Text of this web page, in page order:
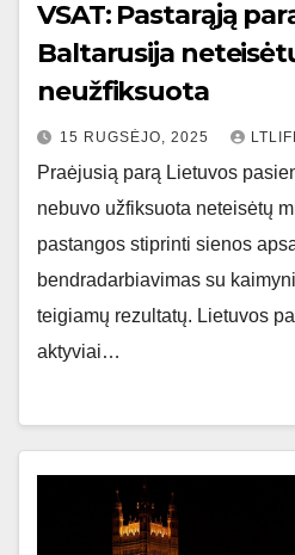
VSAT: Pastarąją
Baltarusija
neužfiksuota
15 RUGSĖJO, 2025
Praėjusią parą Lietuvos
nebuvo užfiksuota neteisėtų
pastangos stiprinti sienos
bendradarbiavimas su
teigiamų rezultatų. Lietuvos
aktyviai…